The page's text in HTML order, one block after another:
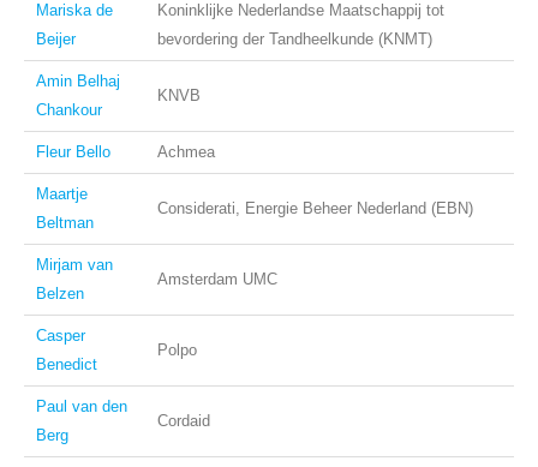
Mariska de
Beijer
Koninklijke Nederlandse Maatschappij tot
bevordering der Tandheelkunde (KNMT)
Amin Belhaj
Chankour
KNVB
Fleur Bello Achmea
Maartje
Beltman
Considerati, Energie Beheer Nederland (EBN)
Mirjam van
Belzen
Amsterdam UMC
Casper
Benedict
Polpo
Paul van den
Berg
Cordaid